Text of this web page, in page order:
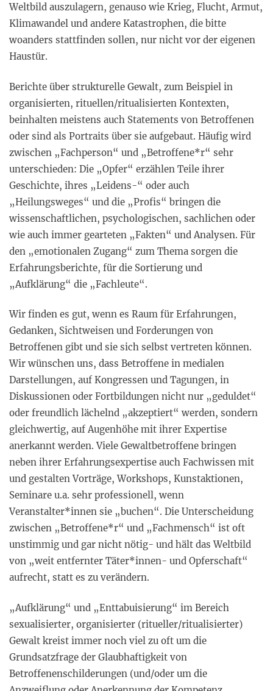
Weltbild auszulagern, genauso wie Krieg, Flucht, Armut,
Klimawandel und andere Katastrophen, die bitte
woanders stattfinden sollen, nur nicht vor der eigenen
Haustür.
Berichte über strukturelle Gewalt, zum Beispiel in
organisierten, rituellen/ritualisierten Kontexten,
beinhalten meistens auch Statements von Betroffenen
oder sind als Portraits über sie aufgebaut. Häufig wird
zwischen „Fachperson“ und „Betroffene*r“ sehr
unterschieden: Die „Opfer“ erzählen Teile ihrer
Geschichte, ihres „Leidens-“ oder auch
„Heilungsweges“ und die „Profis“ bringen die
wissenschaftlichen, psychologischen, sachlichen oder
wie auch immer gearteten „Fakten“ und Analysen. Für
den „emotionalen Zugang“ zum Thema sorgen die
Erfahrungsberichte, für die Sortierung und
„Aufklärung“ die „Fachleute“.
Wir finden es gut, wenn es Raum für Erfahrungen,
Gedanken, Sichtweisen und Forderungen von
Betroffenen gibt und sie sich selbst vertreten können.
Wir wünschen uns, dass Betroffene in medialen
Darstellungen, auf Kongressen und Tagungen, in
Diskussionen oder Fortbildungen nicht nur „geduldet“
oder freundlich lächelnd „akzeptiert“ werden, sondern
gleichwertig, auf Augenhöhe mit ihrer Expertise
anerkannt werden. Viele Gewaltbetroffene bringen
neben ihrer Erfahrungsexpertise auch Fachwissen mit
und gestalten Vorträge, Workshops, Kunstaktionen,
Seminare u.a. sehr professionell, wenn
Veranstalter*innen sie „buchen“. Die Unterscheidung
zwischen „Betroffene*r“ und „Fachmensch“ ist oft
unstimmig und gar nicht nötig- und hält das Weltbild
von „weit entfernter Täter*innen- und Opferschaft“
aufrecht, statt es zu verändern.
„Aufklärung“ und „Enttabuisierung“ im Bereich
sexualisierter, organisierter (ritueller/ritualisierter)
Gewalt kreist immer noch viel zu oft um die
Grundsatzfrage der Glaubhaftigkeit von
Betroffenenschilderungen (und/oder um die